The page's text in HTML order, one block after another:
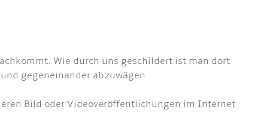
Wie durch uns geschildert ist man dort
gegeneinander abzuwägen.
Bild oder Videoveröffentlichungen im Internet